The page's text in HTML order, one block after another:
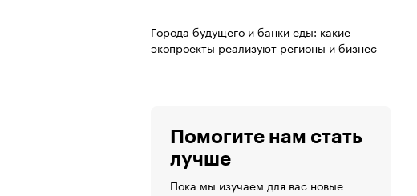
Города будущего и банки еды: какие
экопроекты реализуют регионы и бизнес
Помогите нам стать
лучше
Пока мы изучаем для вас новые